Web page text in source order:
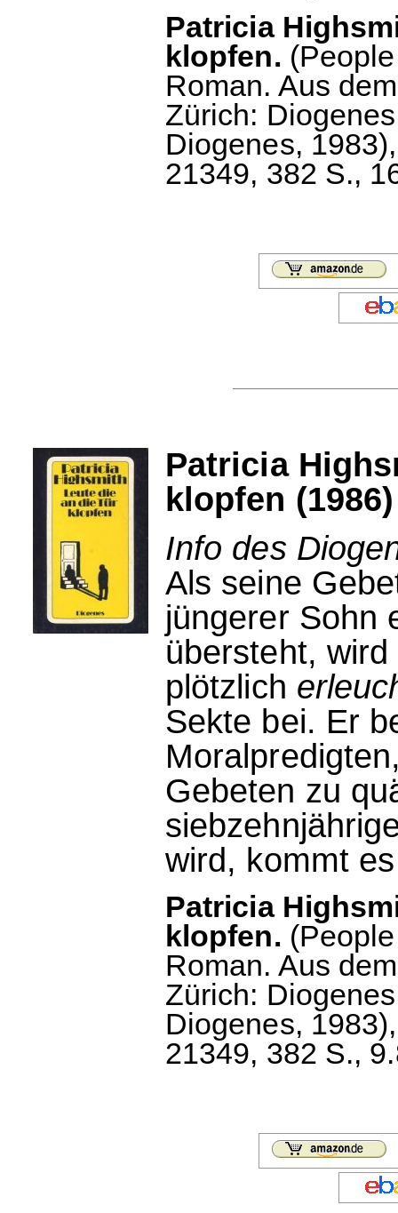
Patricia
klopfen.
Roman. Aus
Zürich:
Diogenes,
21349, 382 S.,
Patricia
klopfen (1986)
Info des
Als seine
jüngerer Sohn
übersteht,
plötzlich
Sekte bei. Er
Gebeten zu
wird, kommt
Patricia
klopfen.
Roman. Aus
Zürich:
Diogenes,
21349, 382 S.,